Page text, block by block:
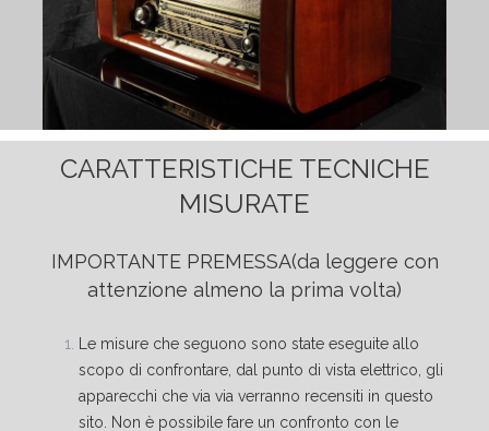
CARATTERISTICHE TECNICHE
MISURATE
IMPORTANTE PREMESSA(da leggere con
attenzione almeno la prima volta)
Le misure che seguono sono state eseguite allo
scopo di confrontare, dal punto di vista elettrico, gli
apparecchi che via via verranno recensiti in questo
sito. Non è possibile fare un confronto con le